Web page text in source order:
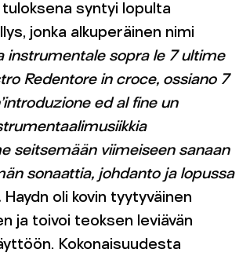
tuloksena syntyi lopulta
jonka alkuperäinen nimi
instrumentale sopra le 7 ultime
Redentore in croce, ossiano 7
ed al fine un
seitsemään viimeiseen sanaan
sonaattia, johdanto ja lopussa
Haydn oli kovin tyytyväinen
ja toivoi teoksen leviävän
Kokonaisuudesta